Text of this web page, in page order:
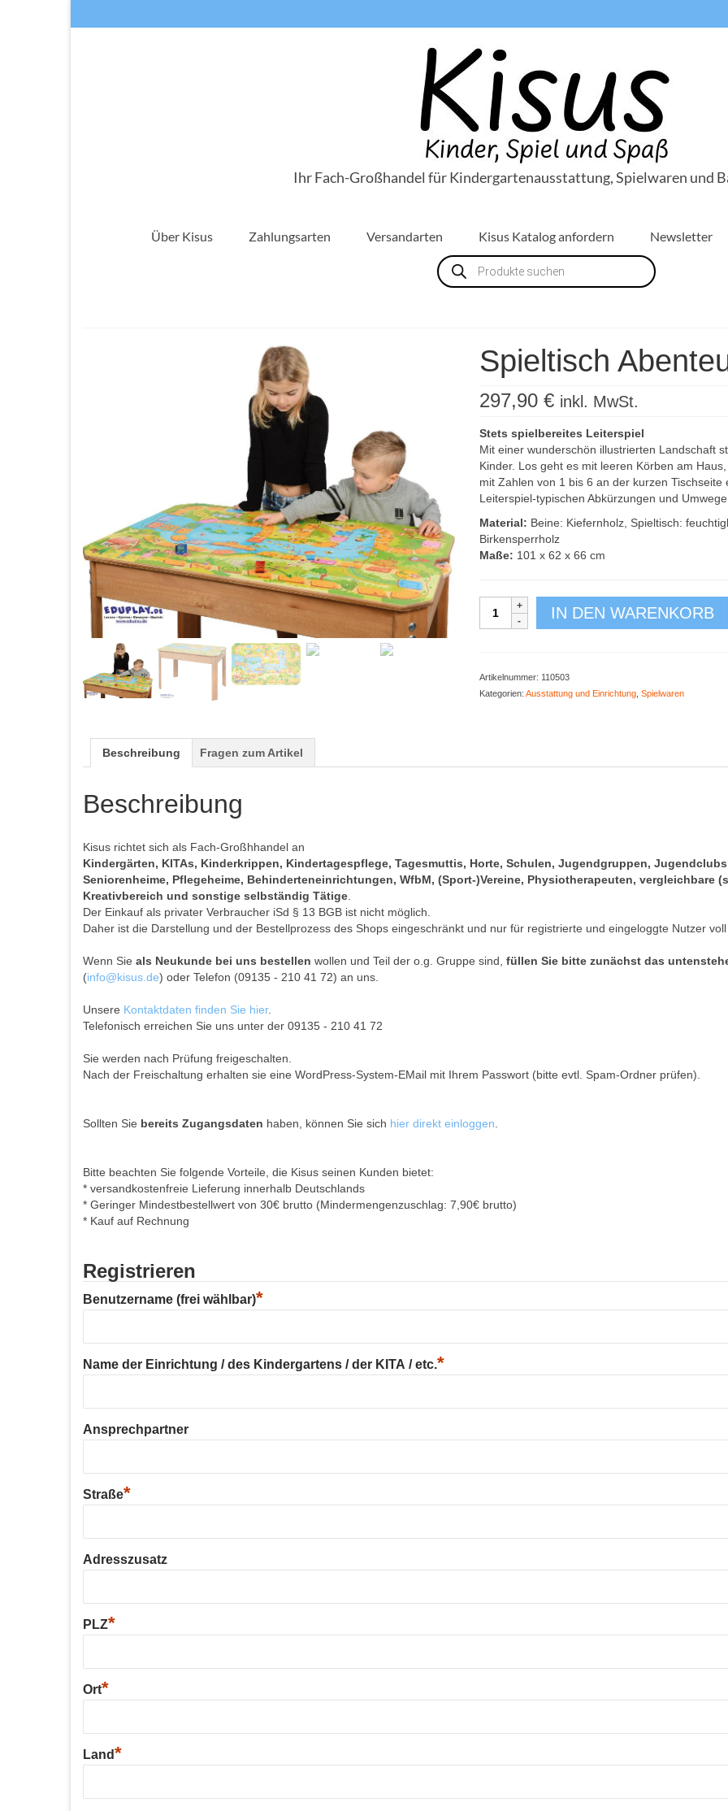
Ihr Fach-Großhandel für Kindergartenausstattung, Spielwaren und
Über Kisus Zahlungsarten Versandarten Kisus Katalog anfordern Newsletter
Products
search
Spieltisch
297,90 € inkl. MwSt.
Stets spielbereites Leiterspiel
Mit einer wunderschön illustrierten Landschaft
Kinder. Los geht es mit leeren Körben am
mit Zahlen von 1 bis 6 an der kurzen
Leiterspiel-typischen Abkürzungen und
Material: Beine: Kiefernholz, Spieltisch:
Birkensperrholz
Maße: 101 x 62 x 66 cm
Spieltisch
Abenteuer
IN DEN WARENKORB
Artikelnummer: 110503
Kategorien: Ausstattung und Einrichtung, Spielwaren
Beschreibung Fragen zum Artikel
Beschreibung
Kisus richtet sich als Fach-Großhhandel an
Kindergärten, KITAs, Kinderkrippen, Kindertagespflege, Tagesmuttis, Horte, Schulen, Jugendgruppen,
Seniorenheime, Pflegeheime, Behinderteneinrichtungen, WfbM, (Sport-)Vereine, Physiotherapeuten, vergleichbare
Kreativbereich und sonstige selbständig Tätige
Der Einkauf als privater Verbraucher iSd § 13 BGB ist nicht möglich.
Daher ist die Darstellung und der Bestellprozess des Shops eingeschränkt und nur für registrierte und eingeloggte Nutzer
Wenn Sie als Neukunde bei uns bestellen wollen und Teil der o.g. Gruppe sind, füllen Sie bitte zunächst das
(info@kisus.de) oder Telefon (09135 - 210 41 72) an uns.
Unsere Kontaktdaten finden Sie hier.
Telefonisch erreichen Sie uns unter der 09135 - 210 41 72
Sie werden nach Prüfung freigeschalten.
Nach der Freischaltung erhalten sie eine WordPress-System-EMail mit Ihrem Passwort (bitte evtl. Spam-Ordner prüfen).
Sollten Sie bereits Zugangsdaten haben, können Sie sich hier direkt einloggen
Bitte beachten Sie folgende Vorteile, die Kisus seinen Kunden bietet:
* versandkostenfreie Lieferung innerhalb Deutschlands
* Geringer Mindestbestellwert von 30€ brutto (Mindermengenzuschlag: 7,90€ brutto)
* Kauf auf Rechnung
Registrieren
Benutzername (frei wählbar)*
Name der Einrichtung / des Kindergartens / der KITA / etc.*
Ansprechpartner
Straße*
Adresszusatz
PLZ*
Ort*
Land*